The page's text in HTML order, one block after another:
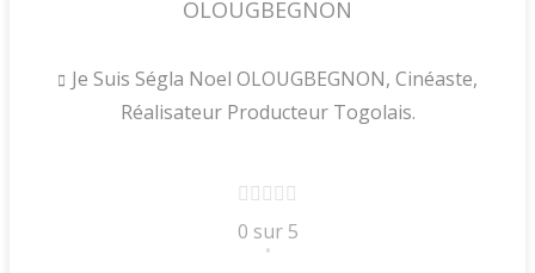
OLOUGBEGNON
Je Suis Ségla Noel OLOUGBEGNON, Cinéaste,
Réalisateur Producteur Togolais.
0 sur 5
•